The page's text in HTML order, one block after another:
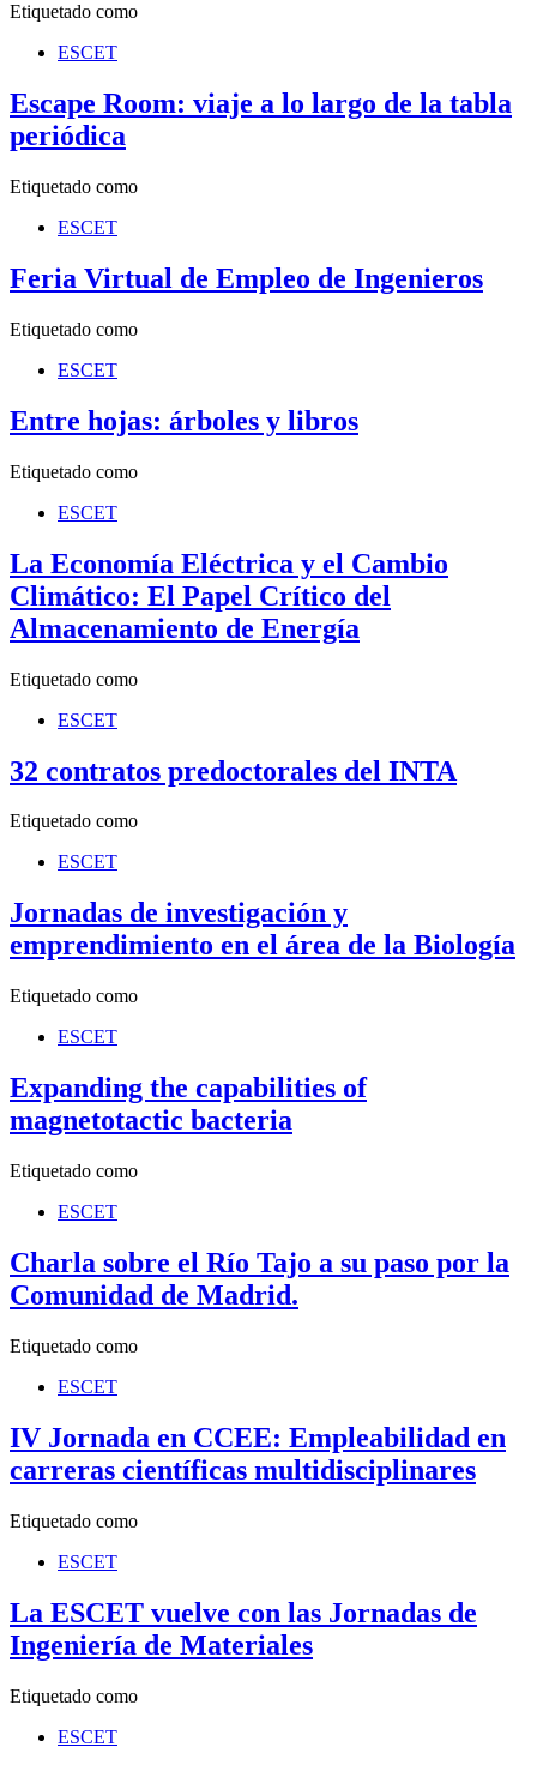
Etiquetado como
ESCET
Escape Room: viaje a lo largo de la tabla
periódica
Etiquetado como
ESCET
Feria Virtual de Empleo de Ingenieros
Etiquetado como
ESCET
Entre hojas: árboles y libros
Etiquetado como
ESCET
La Economía Eléctrica y el Cambio
Climático: El Papel Crítico del
Almacenamiento de Energía
Etiquetado como
ESCET
32 contratos predoctorales del INTA
Etiquetado como
ESCET
Jornadas de investigación y
emprendimiento en el área de la Biología
Etiquetado como
ESCET
Expanding the capabilities of
magnetotactic bacteria
Etiquetado como
ESCET
Charla sobre el Río Tajo a su paso por la
Comunidad de Madrid.
Etiquetado como
ESCET
IV Jornada en CCEE: Empleabilidad en
carreras científicas multidisciplinares
Etiquetado como
ESCET
La ESCET vuelve con las Jornadas de
Ingeniería de Materiales
Etiquetado como
ESCET